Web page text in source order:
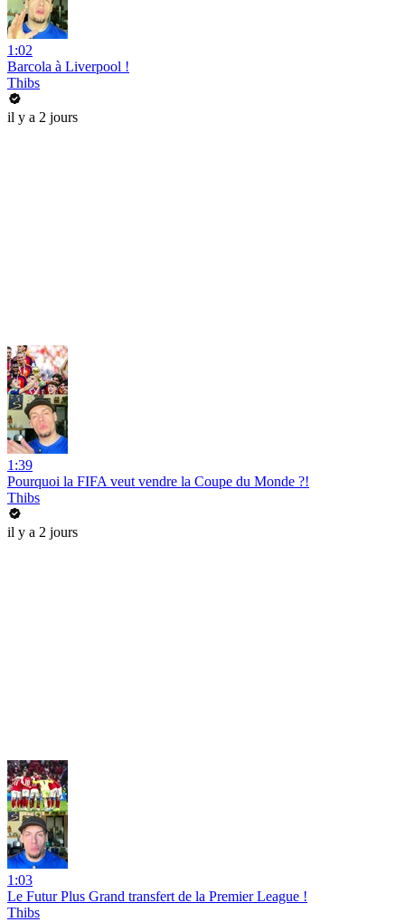
1:02
Barcola à Liverpool !
Thibs
il y a 2 jours
1:39
Pourquoi la FIFA veut vendre la Coupe du Monde ?!
Thibs
il y a 2 jours
1:03
Le Futur Plus Grand transfert de la Premier League !
Thibs